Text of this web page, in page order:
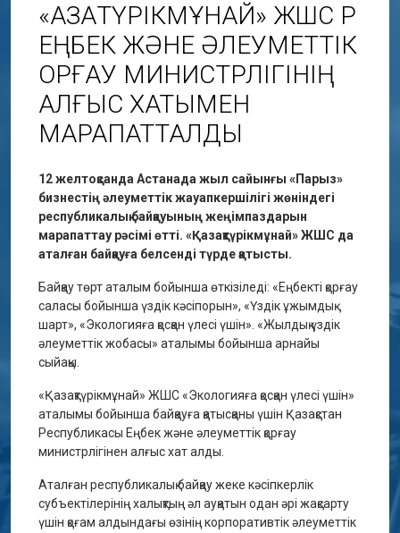
«ҚАЗАҚТҮРІКМҰНАЙ» ЖШС ҚР
ЕҢБЕК ЖӘНЕ ӘЛЕУМЕТТІК
ҚОРҒАУ МИНИСТРЛІГІНІҢ
АЛҒЫС ХАТЫМЕН
МАРАПАТТАЛДЫ
12 желтоқсанда Астанада жыл сайынғы «Парыз»
бизнестің әлеуметтік жауапкершілігі жөніндегі
республикалық байқауының жеңімпаздарын
марапаттау рәсімі өтті. «Қазақтүрікмұнай» ЖШС да
аталған байқауға белсенді түрде қатысты.
Байқау төрт аталым бойынша өткізіледі: «Еңбекті қорғау
саласы бойынша үздік кәсіпорын», «Үздік ұжымдық
шарт», «Экологияға қосқан үлесі үшін». «Жылдық үздік
әлеуметтік жобасы» аталымы бойынша арнайы
сыйақы.
«Қазақтүрікмұнай» ЖШС «Экологияға қосқан үлесі үшін»
аталымы бойынша байқауға қатысқаны үшін Қазақстан
Республикасы Еңбек және әлеуметтік қорғау
министрлігінен алғыс хат алды.
Аталған республикалық байқау жеке кәсіпкерлік
субъектілерінің халықтың әл ауқатын одан әрі жақсарту
үшін қоғам алдындағы өзінің корпоративтік әлеуметтік